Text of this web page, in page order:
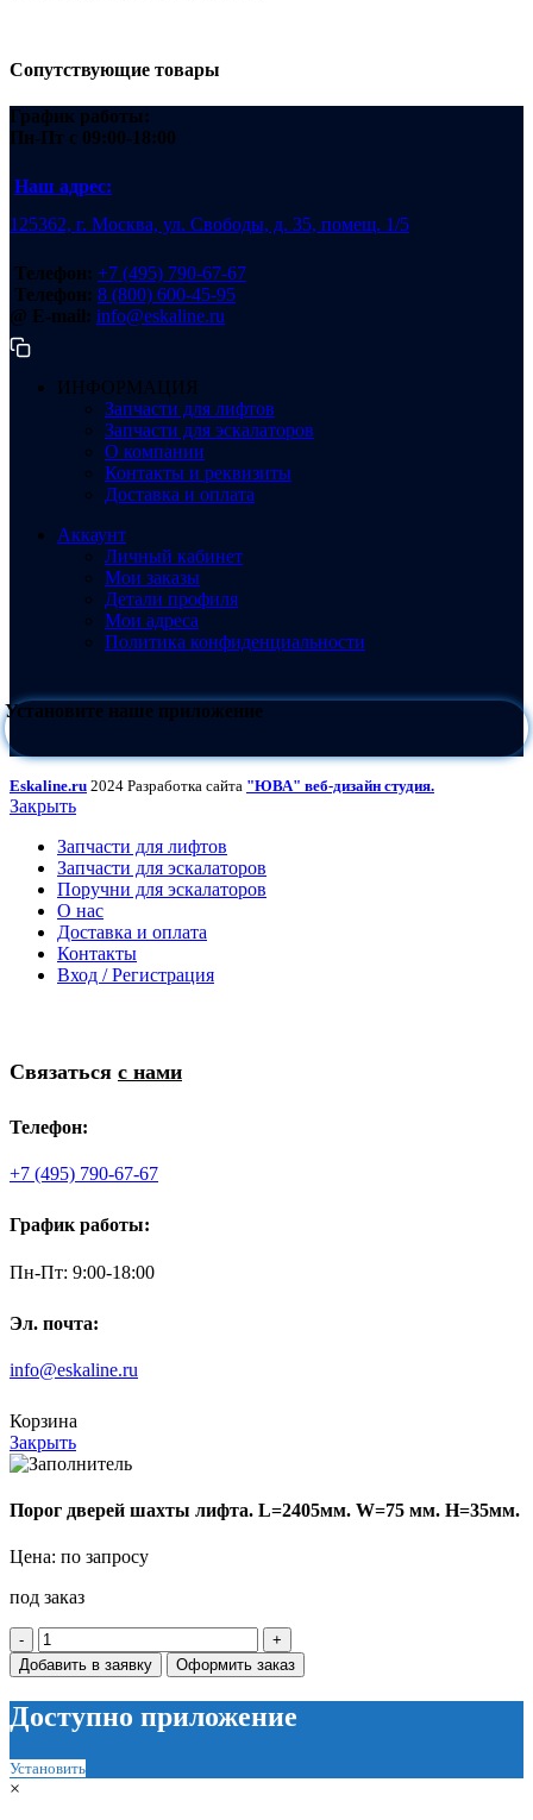
Сопутствующие товары
График работы:
Пн-Пт с 09:00-18:00
Наш адрес:
125362, г. Москва, ул. Свободы, д. 35, помещ. 1/5
Телефон: +7 (495) 790-67-67
Телефон: 8 (800) 600-45-95
@ E-mail: info@eskaline.ru
ИНФОРМАЦИЯ
Запчасти для лифтов
Запчасти для эскалаторов
О компании
Контакты и реквизиты
Доставка и оплата
Аккаунт
Личный кабинет
Мои заказы
Детали профиля
Мои адреса
Политика конфиденциальности
Установите наше приложение
Eskaline.ru 2024 Разработка сайта "ЮВА" веб-дизайн студия.
Закрыть
Запчасти для лифтов
Запчасти для эскалаторов
Поручни для эскалаторов
О нас
Доставка и оплата
Контакты
Вход / Регистрация
Связаться с нами
Телефон:
+7 (495) 790-67-67
График работы:
Пн-Пт: 9:00-18:00
Эл. почта:
info@eskaline.ru
Корзина
Закрыть
Порог дверей шахты лифта. L=2405мм. W=75 мм. H=35мм.
Цена: по запросу
под заказ
Количество
товара
Порог
дверей
шахты
L=2405мм.
Добавить в заявку Оформить заказ
Доступно приложение
Установить
×